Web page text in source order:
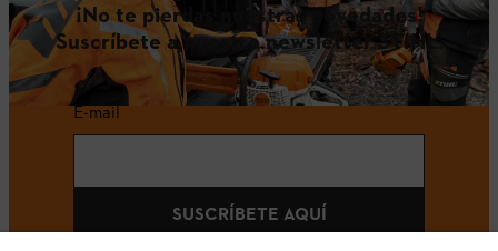
¡No te pierdas nuestras novedades!
Suscríbete a nuestro newsletter STIHL.
E-mail
SUSCRÍBETE AQUÍ